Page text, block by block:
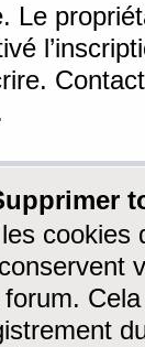
Le
cookies